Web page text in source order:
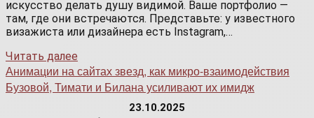
искусство делать душу видимой. Ваше портфолио —
там, где они встречаются. Представьте: у известного
визажиста или дизайнера есть Instagram,…
Читать далее
Анимации на сайтах звезд, как микро-взаимодействия
Бузовой, Тимати и Билана усиливают их имидж
23.10.2025